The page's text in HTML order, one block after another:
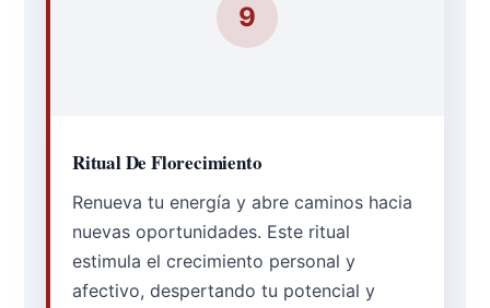
9
Ritual De Florecimiento
Renueva tu energía y abre caminos hacia
nuevas oportunidades. Este ritual
estimula el crecimiento personal y
afectivo, despertando tu potencial y